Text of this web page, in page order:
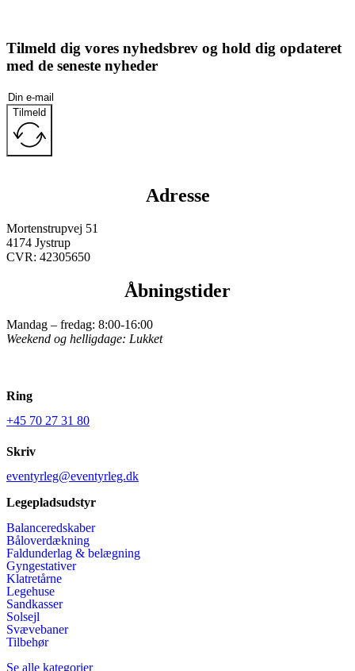
Tilmeld dig vores nyhedsbrev og hold dig opdateret
med de seneste nyheder
Tilmeld
Adresse
Mortenstrupvej 51
4174 Jystrup
CVR: 42305650
Åbningstider
Mandag – fredag: 8:00-16:00
Weekend og helligdage: Lukket
Ring
+45 70 27 31 80
Skriv
eventyrleg@eventyrleg.dk
Legepladsudstyr
Balanceredskaber
Båloverdækning
Faldunderlag & belægning
Gyngestativer
Klatretårne
Legehuse
Sandkasser
Solsejl
Svævebaner
Tilbehør
Se alle kategorier